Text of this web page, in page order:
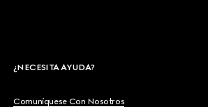
¿NECESITA AYUDA?
Comuníquese Con Nosotros